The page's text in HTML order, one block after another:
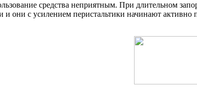
средства неприятным. При длительном
и они с усилением перистальтики начинают